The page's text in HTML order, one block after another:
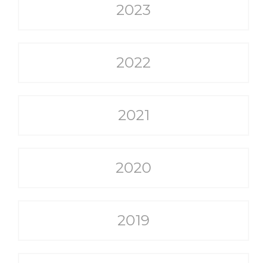
2023
2022
2021
2020
2019